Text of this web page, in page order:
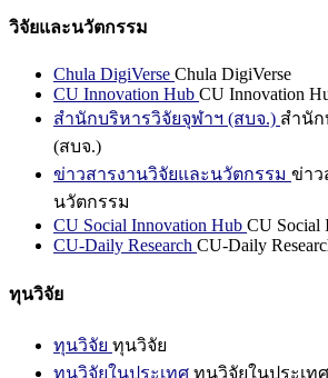
วิจัยและนวัตกรรม
Chula DigiVerse Chula DigiVerse
CU Innovation Hub CU Innovation
สำนักบริหารวิจัยจุฬาฯ (สบจ.) สำนัก
(สบจ.)
ข่าวสารงานวิจัยและนวัตกรรม ข่าว
นวัตกรรม
CU Social Innovation Hub CU Social
CU-Daily Research CU-Daily
ทุนวิจัย
ทุนวิจัย ทุนวิจัย
ทุนวิจัยในประเทศ ทุนวิจัยในประเทศ